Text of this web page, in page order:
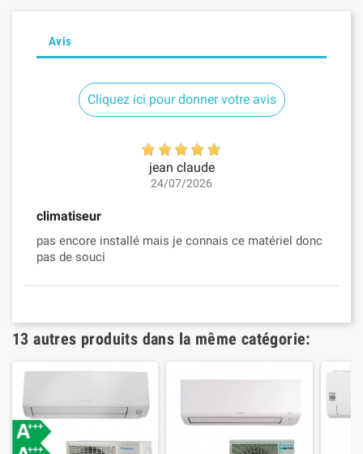
Avis
Cliquez ici pour donner votre avis
jean claude
24/07/2026
climatiseur
pas encore installé mais je connais ce matériel donc
pas de souci
13 autres produits dans la même catégorie: